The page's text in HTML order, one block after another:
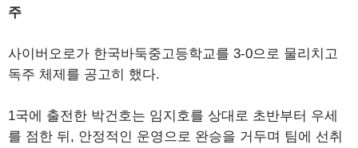
주
사이버오로가 한국바둑중고등학교를 3-0으로 물리치고
독주 체제를 공고히 했다.
1국에 출전한 박건호는 임지호를 상대로 초반부터 우세
를 점한 뒤, 안정적인 운영으로 완승을 거두며 팀에 선취